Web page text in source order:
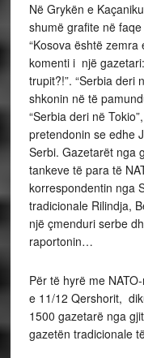
Në Grykën e
shumë grafite në
“Kosova është zemra
komenti i një
trupit?!”. “Serbia deri
shkonin në të
“Serbia deri në
pretendonin se edhe
Serbi. Gazetarët nga
tankeve të para të
korrespondentin nga
tradicionale Rilindja,
një çmenduri serbe
raportonin…
Për të hyrë me
e 11/12 Qershorit,
1500 gazetarë nga
gazetën tradicionale